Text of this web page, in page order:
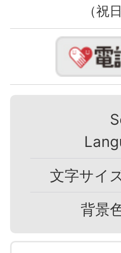
（祝
文字サイ
背景